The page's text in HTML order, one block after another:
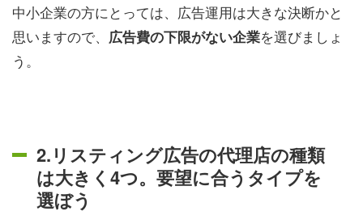
中小企業の方にとっては、広告運用は大きな決断かと
思いますので、
広告費の下限がない企業を選びましょ
う。
2.リスティング広告の代理店の種類
は大きく4つ。要望に合うタイプを
選ぼう